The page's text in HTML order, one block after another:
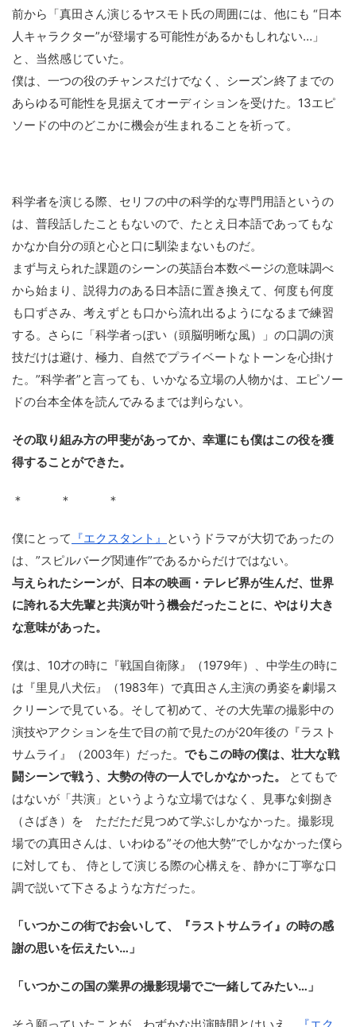
前から「真田さん演じるヤスモト氏の周囲には、他にも “日本
人キャラクター”が登場する可能性があるかもしれない…」
と、当然感じていた。
僕は、一つの役のチャンスだけでなく、シーズン終了までの
あらゆる可能性を見据えてオーディションを受けた。13エピ
ソードの中のどこかに機会が生まれることを祈って。
科学者を演じる際、セリフの中の科学的な専門用語というの
は、普段話したこともないので、たとえ日本語であってもな
かなか自分の頭と心と口に馴染まないものだ。
まず与えられた課題のシーンの英語台本数ページの意味調べ
から始まり、説得力のある日本語に置き換えて、何度も何度
も口ずさみ、考えずとも口から流れ出るようになるまで練習
する。さらに「科学者っぽい（頭脳明晰な風）」の口調の演
技だけは避け、極力、自然でプライベートなトーンを心掛け
た。”科学者”と言っても、いかなる立場の人物かは、エピソー
ドの台本全体を読んでみるまでは判らない。
その取り組み方の甲斐があってか、幸運にも僕はこの役を獲
得することができた。
＊ ＊ ＊
僕にとって 『エクスタント』 というドラマが大切であったの
は、”スピルバーグ関連作”であるからだけではない。
与えられたシーンが、日本の映画・テレビ界が生んだ、世界
に誇れる大先輩と共演が叶う機会だったことに、やはり大き
な意味があった。
僕は、10才の時に『戦国自衛隊』（1979年）、中学生の時に
は『里見八犬伝』（1983年）で真田さん主演の勇姿を劇場ス
クリーンで見ている。そして初めて、その大先輩の撮影中の
演技やアクションを生で目の前で見たのが20年後の『ラスト
サムライ』（2003年）だった。 でもこの時の僕は、壮大な戦
闘シーンで戦う、大勢の侍の一人でしかなかった。
とてもで
はないが「共演」というような立場ではなく、見事な剣捌き
（さばき）を ただただ見つめて学ぶしかなかった。撮影現
場での真田さんは、いわゆる”その他大勢”でしかなかった僕ら
に対しても、 侍として演じる際の心構えを、静かに丁寧な口
調で説いて下さるような方だった。
「いつかこの街でお会いして、『ラストサムライ』の時の感
謝の思いを伝えたい…」
「いつかこの国の業界の撮影現場でご一緒してみたい…」